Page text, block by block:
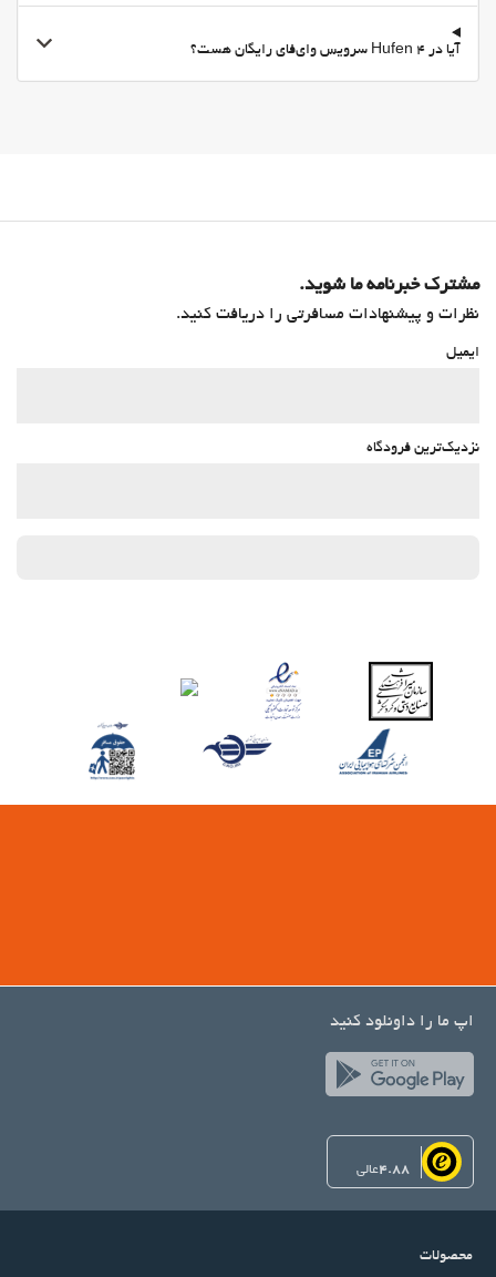
آیا در 4 Hufen سرویس وای‌فای رایگان هست؟
مشترک خبرنامه ما شوید.
نظرات و پیشنهادات مسافرتی را دریافت کنید.
ایمیل
نزدیک‌ترین فرودگاه
اپ ما را داونلود کنید
4.88عالی
محصولات